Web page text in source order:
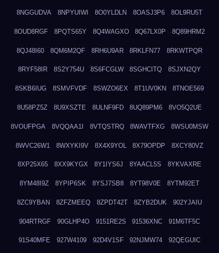
8NGGUDVA 8NPYUIWI 8O0YLDLN 8OASJ3P6 8OL9RU5T
8OUD8RGF 8PQTS65Y 8Q4WAGXO 8Q67LX0P 8Q89HRM2
8QJ48I60 8QM6M2QF 8RH6U9AR 8RKLFN77 8RKWTPQR
8RYF58IR 8S2Y754U 8S6FCGLW 8SGHCITQ 8SJXN2QY
8SKB6IUG 8SMVFVDF 8SWZO6EX 8T1UV0KN 8TNOE569
8U58PZ5Z 8U9XSZTE 8ULNF9FD 8UQ89PM6 8VO5Q2UE
8VOUFPGA 8VQQAA1I 8VTQSTRQ 8WAVTFXG 8WSU0MSW
8WVC26W1 8WXYKI9V 8X4X9YOL 8X79OPDP 8XCY80VZ
8XP25X65 8XX9KYGX 8Y1IYS6J 8YAACL5S 8YKVAXRE
8YM48I9Z 8YPIP6SK 8YSJ7SB8 8YT98V0E 8YTM92ET
8ZC9YBAN 8ZFZMEEQ 8ZPDT42T 8ZYB2DUK 902YJAIU
904RTRGF 90GLHP4O 9151RE2S 91536XNC 91M6TF5C
91S40MFE 927W4109 92D4V1SF 92NJMW74 92QEGUIC